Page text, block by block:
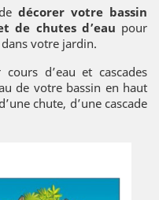
décorer votre bassin
de chutes d’eau pour
votre jardin.
d’eau et cascades
de votre bassin en haut
chute, d’une cascade